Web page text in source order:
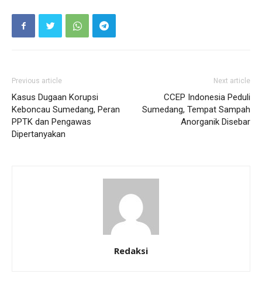
Previous article
Kasus Dugaan Korupsi
Keboncau Sumedang, Peran
PPTK dan Pengawas
Dipertanyakan
Next article
CCEP Indonesia Peduli
Sumedang, Tempat Sampah
Anorganik Disebar
Redaksi